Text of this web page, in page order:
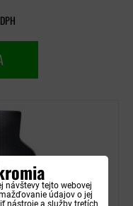
návštevy tejto webovej
údajov o jej